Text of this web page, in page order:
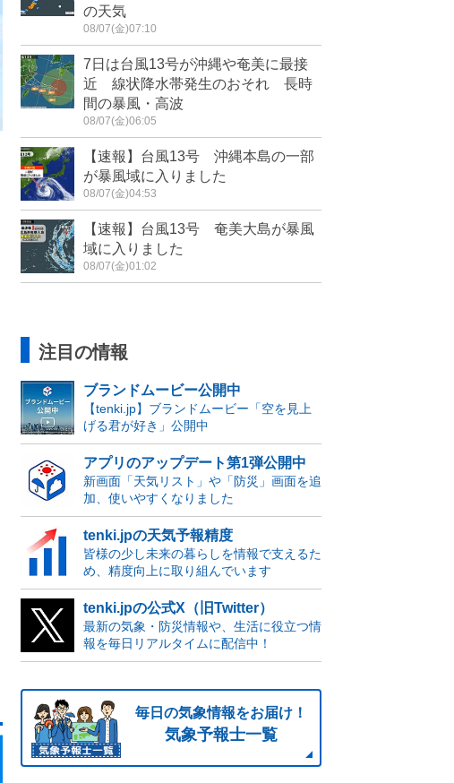
の天気
08/07(金)07:10
7日は台風13号が沖縄や奄美に最接
近 線状降水帯発生のおそれ 長時
間の暴風・高波
08/07(金)06:05
【速報】台風13号 沖縄本島の一部
が暴風域に入りました
08/07(金)04:53
【速報】台風13号 奄美大島が暴風
域に入りました
08/07(金)01:02
注目の情報
ブランドムービー公開中
【tenki.jp】ブランドムービー「空を見上
げる君が好き」公開中
アプリのアップデート第1弾公開中
新画面「天気リスト」や「防災」画面を追
加、使いやすくなりました
tenki.jpの天気予報精度
皆様の少し未来の暮らしを情報で支えるた
め、精度向上に取り組んでいます
tenki.jpの公式X（旧Twitter）
最新の気象・防災情報や、生活に役立つ情
報を毎日リアルタイムに配信中！
毎日の気象情報をお届け！
気象予報士一覧